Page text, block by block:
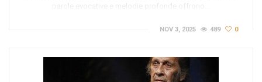
parole evocative e melodie profonde offrono…
NOV 3, 2025 489 0